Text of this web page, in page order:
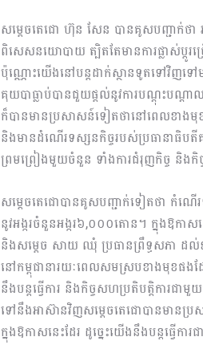
សម្តេចតេជោ ហ៊ុន សែន បានគូសបញ្ជាក់ថា
ពិសេសនយោបាយ ត្បិតតែមានការផ្លាស់ប្ដូរច្
ប៉ុណ្ណោះយើងនៅបន្តដាក់ស្ថានទូតទៅវិញទៅ
គុយបាធ្លាប់បានជួយផ្តល់នូវការបណ្ដុះបណ្
ក៏បានមានប្រសាសន៍ទៀតថានៅពេលខាងមុខ
និងមានដំណើរទស្សនកិច្ចរបស់ប្រធានាធិប
ព្រមព្រៀងមួយចំនួន ទាំងការជំរុញកិច្ច និងកិ
សម្តេចតេជោបានគូសបញ្ជាក់ទៀតថា កំណ
នូវអង្ករចំនួនអង្ករ៦,០០០តោន។ ក្នុងឱកា
និងសម្ដេច សាយ ឈុំ ប្រធានព្រឹទ្ធសភា ដល់
នៅកម្ពុជានារយៈពេលសមស្របខាងមុខផង
នឹងបន្តធ្វើការ និងកិច្ចសហប្រតិបត្តិការជាមួ
ទៅនឹងអាស៊ានវិញសម្ដេចតេជោបានមានប្រសា
ក្នុងឱកាសនេះដែរ ដូច្នេះយើងនឹងបន្តធ្វើកា